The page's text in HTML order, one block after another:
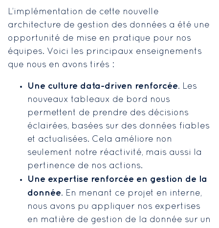
L’implémentation de cette nouvelle
architecture de gestion des données a été une
opportunité de mise en pratique pour nos
équipes. Voici les principaux enseignements
que nous en avons tirés :
Une culture data-driven renforcée. Les
nouveaux tableaux de bord nous
permettent de prendre des décisions
éclairées, basées sur des données fiables
et actualisées. Cela améliore non
seulement notre réactivité, mais aussi la
pertinence de nos actions.
Une expertise renforcée en gestion de la
donnée. En menant ce projet en interne,
nous avons pu appliquer nos expertises
en matière de gestion de la donnée sur un